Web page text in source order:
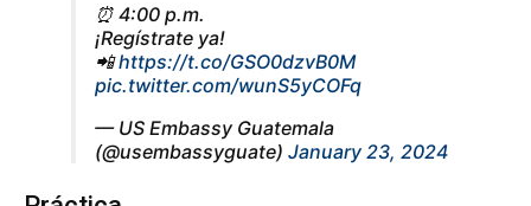
⏰ 4:00 p.m.
¡Regístrate ya!
📲https://t.co/GSO0dzvB0M
pic.twitter.com/wunS5yCOFq
— US Embassy Guatemala
(@usembassyguate) January 23, 2024